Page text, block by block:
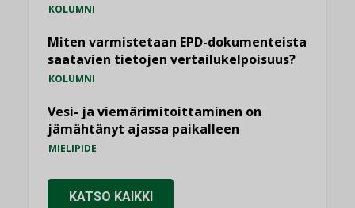
KOLUMNI
Miten varmistetaan EPD-dokumenteista
saatavien tietojen vertailukelpoisuus?
KOLUMNI
Vesi- ja viemärimitoittaminen on
jämähtänyt ajassa paikalleen
MIELIPIDE
KATSO KAIKKI